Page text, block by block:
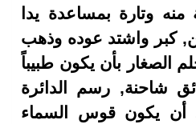
منه وتارة بمساعدة يدا
كبر واشتد عوده وذهب
الصغار بأن يكون طبيباً
شاحنة, رسم الدائرة
أن يكون قوس السماء